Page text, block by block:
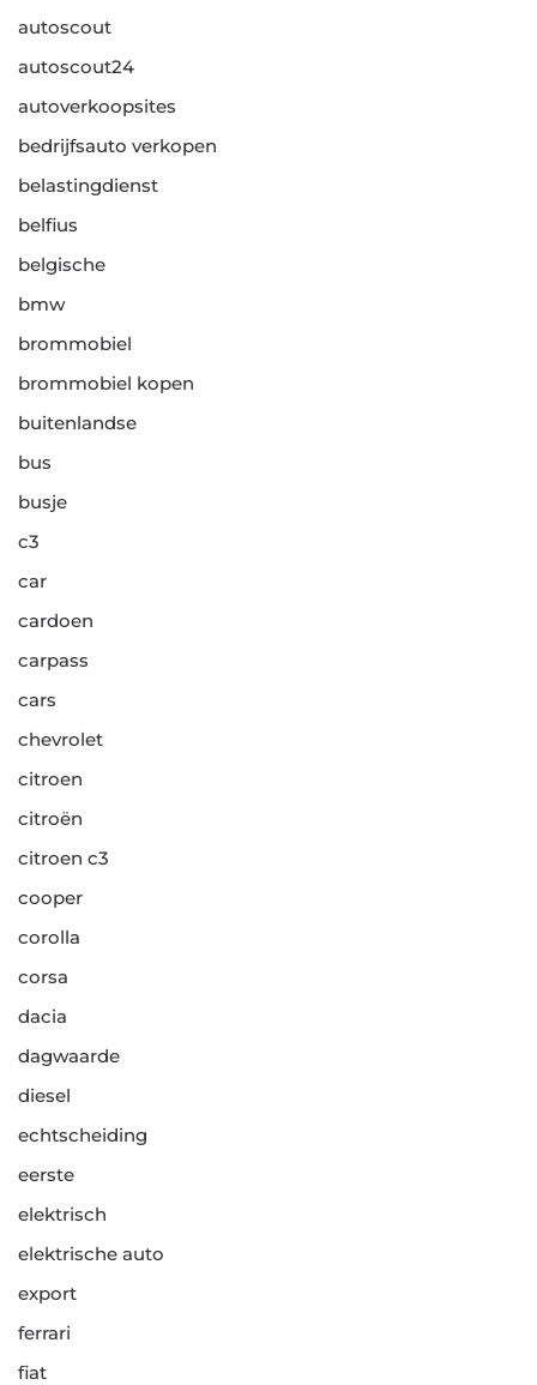
autoscout
autoscout24
autoverkoopsites
bedrijfsauto verkopen
belastingdienst
belfius
belgische
bmw
brommobiel
brommobiel kopen
buitenlandse
bus
busje
c3
car
cardoen
carpass
cars
chevrolet
citroen
citroën
citroen c3
cooper
corolla
corsa
dacia
dagwaarde
diesel
echtscheiding
eerste
elektrisch
elektrische auto
export
ferrari
fiat